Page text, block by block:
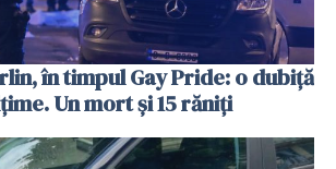
în timpul Gay Pride: o dubiță
Un mort și 15 răniți